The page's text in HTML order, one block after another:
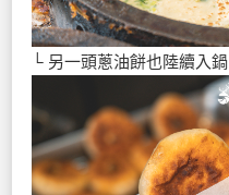
└ 另一頭蔥油餅也陸續入鍋